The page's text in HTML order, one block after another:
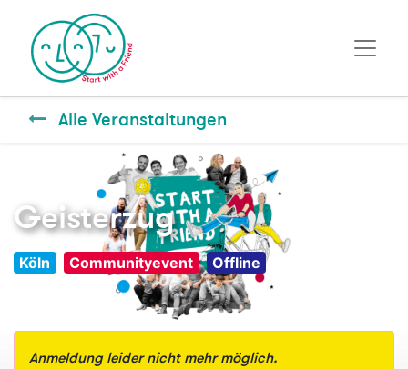
Alle Veranstaltungen
Geisterzug
Köln Communityevent Offline
Anmeldung leider nicht mehr möglich.